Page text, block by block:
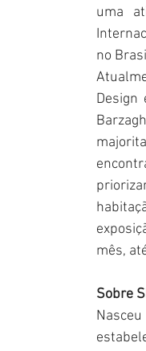
uma
no
Design
mês,
Sobre